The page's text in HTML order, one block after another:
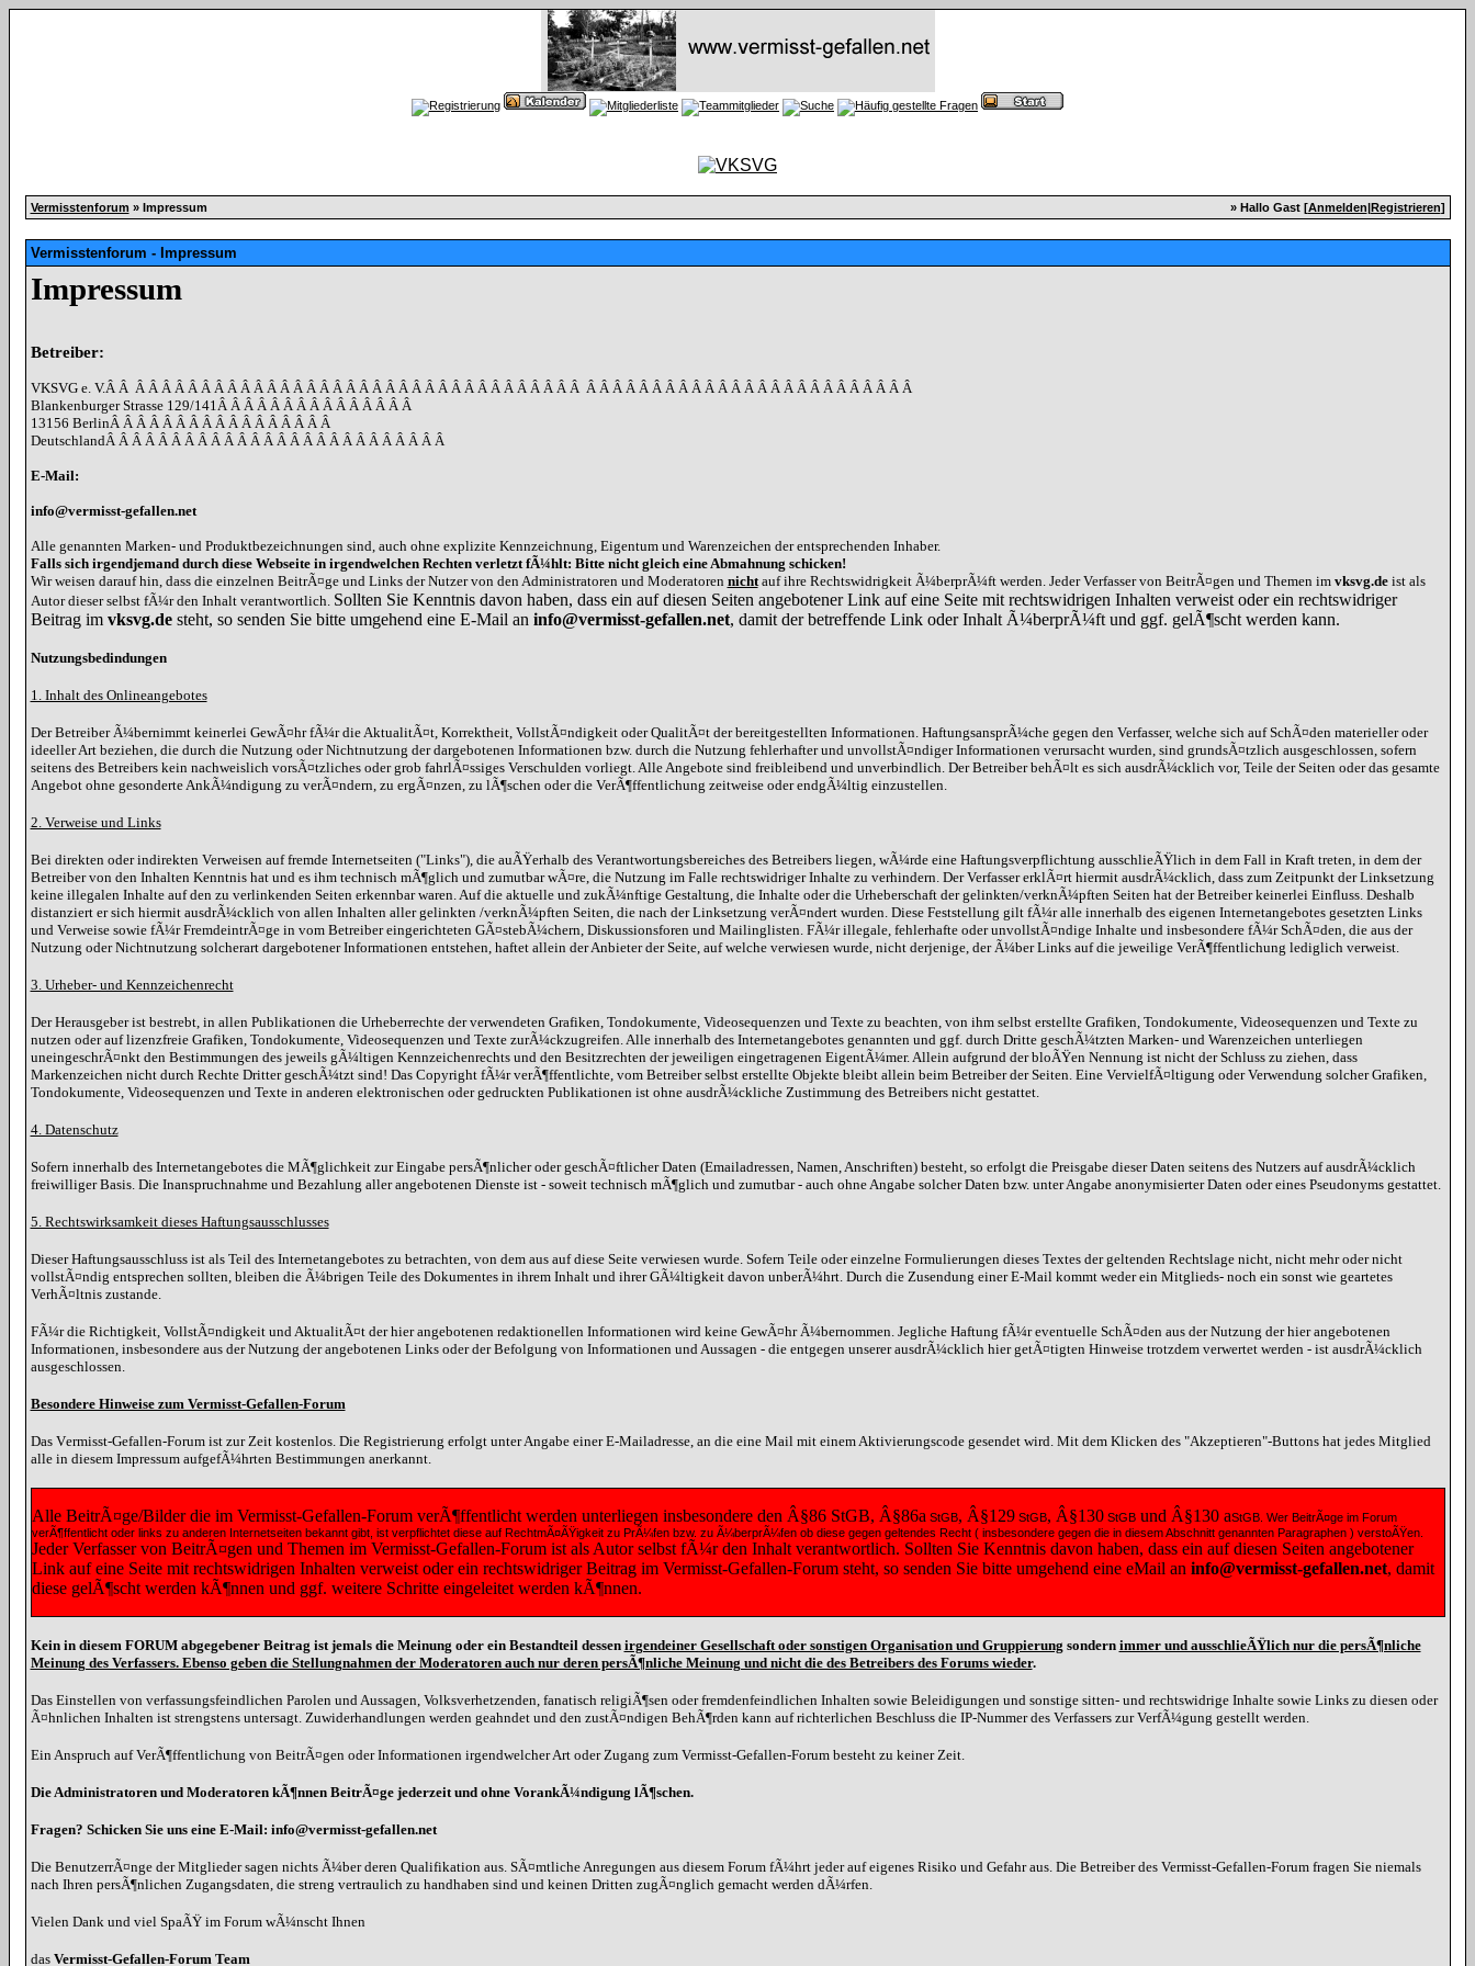
Vermisstenforum » Impressum » Hallo Gast [Anmelden|Registrieren]
Vermisstenforum - Impressum
Impressum
Betreiber:
VKSVG e. V.Â Â Â Â Â Â Â Â Â Â Â Â Â Â Â Â Â Â Â Â Â Â Â Â Â Â Â Â Â Â Â Â Â Â Â Â Â Â Â Â Â Â Â Â Â Â Â Â Â Â Â Â Â Â Â Â Â Â Â Â Â
Blankenburger Strasse 129/141Â Â Â Â Â Â Â Â Â Â Â Â Â Â Â
13156 BerlinÂ Â Â Â Â Â Â Â Â Â Â Â Â Â Â Â Â
DeutschlandÂ Â Â Â Â Â Â Â Â Â Â Â Â Â Â Â Â Â Â Â Â Â Â Â Â Â
E-Mail:
info@vermisst-gefallen.net
Alle genannten Marken- und Produktbezeichnungen sind, auch ohne explizite Kennzeichnung, Eigentum und Warenzeichen der entsprechenden Inhaber.
Falls sich irgendjemand durch diese Webseite in irgendwelchen Rechten verletzt fÃ¼hlt: Bitte nicht gleich eine Abmahnung schicken!
Wir weisen darauf hin, dass die einzelnen BeitrÃ¤ge und Links der Nutzer von den Administratoren und Moderatoren nichtauf ihre Rechtswidrigkeit Ã¼berprÃ¼ft werden. Jeder Verfasser von BeitrÃ¤gen und Themen im vksvg.deist als
Autor dieser selbst fÃ¼r den Inhalt verantwortlich. Sollten Sie Kenntnis davon haben, dass ein auf diesen Seiten angebotener Link auf eine Seite mit rechtswidrigen Inhalten verweist oder ein rechtswidriger
Beitrag im vksvg.desteht, so senden Sie bitte umgehend eine E-Mail an info@vermisst-gefallen.net, damit der betreffende Link oder Inhalt Ã¼berprÃ¼ft und ggf. gelÃ¶scht werden kann.
Nutzungsbedindungen
1. Inhalt des Onlineangebotes
Der Betreiber Ã¼bernimmt keinerlei GewÃ¤hr fÃ¼r die AktualitÃ¤t, Korrektheit, VollstÃ¤ndigkeit oder QualitÃ¤t der bereitgestellten Informationen. HaftungsansprÃ¼che gegen den Verfasser, welche sich auf SchÃ¤den materieller oder
ideeller Art beziehen, die durch die Nutzung oder Nichtnutzung der dargebotenen Informationen bzw. durch die Nutzung fehlerhafter und unvollstÃ¤ndiger Informationen verursacht wurden, sind grundsÃ¤tzlich ausgeschlossen, sofern
seitens des Betreibers kein nachweislich vorsÃ¤tzliches oder grob fahrlÃ¤ssiges Verschulden vorliegt. Alle Angebote sind freibleibend und unverbindlich. Der Betreiber behÃ¤lt es sich ausdrÃ¼cklich vor, Teile der Seiten oder das gesamte
Angebot ohne gesonderte AnkÃ¼ndigung zu verÃ¤ndern, zu ergÃ¤nzen, zu lÃ¶schen oder die VerÃ¶ffentlichung zeitweise oder endgÃ¼ltig einzustellen.
2. Verweise und Links
Bei direkten oder indirekten Verweisen auf fremde Internetseiten ("Links"), die auÃŸerhalb des Verantwortungsbereiches des Betreibers liegen, wÃ¼rde eine Haftungsverpflichtung ausschlieÃŸlich in dem Fall in Kraft treten, in dem der
Betreiber von den Inhalten Kenntnis hat und es ihm technisch mÃ¶glich und zumutbar wÃ¤re, die Nutzung im Falle rechtswidriger Inhalte zu verhindern. Der Verfasser erklÃ¤rt hiermit ausdrÃ¼cklich, dass zum Zeitpunkt der Linksetzung
keine illegalen Inhalte auf den zu verlinkenden Seiten erkennbar waren. Auf die aktuelle und zukÃ¼nftige Gestaltung, die Inhalte oder die Urheberschaft der gelinkten/verknÃ¼pften Seiten hat der Betreiber keinerlei Einfluss. Deshalb
distanziert er sich hiermit ausdrÃ¼cklich von allen Inhalten aller gelinkten /verknÃ¼pften Seiten, die nach der Linksetzung verÃ¤ndert wurden. Diese Feststellung gilt fÃ¼r alle innerhalb des eigenen Internetangebotes gesetzten Links
und Verweise sowie fÃ¼r FremdeintrÃ¤ge in vom Betreiber eingerichteten GÃ¤stebÃ¼chern, Diskussionsforen und Mailinglisten. FÃ¼r illegale, fehlerhafte oder unvollstÃ¤ndige Inhalte und insbesondere fÃ¼r SchÃ¤den, die aus der
Nutzung oder Nichtnutzung solcherart dargebotener Informationen entstehen, haftet allein der Anbieter der Seite, auf welche verwiesen wurde, nicht derjenige, der Ã¼ber Links auf die jeweilige VerÃ¶ffentlichung lediglich verweist.
3. Urheber- und Kennzeichenrecht
Der Herausgeber ist bestrebt, in allen Publikationen die Urheberrechte der verwendeten Grafiken, Tondokumente, Videosequenzen und Texte zu beachten, von ihm selbst erstellte Grafiken, Tondokumente, Videosequenzen und Texte zu
nutzen oder auf lizenzfreie Grafiken, Tondokumente, Videosequenzen und Texte zurÃ¼ckzugreifen. Alle innerhalb des Internetangebotes genannten und ggf. durch Dritte geschÃ¼tzten Marken- und Warenzeichen unterliegen
uneingeschrÃ¤nkt den Bestimmungen des jeweils gÃ¼ltigen Kennzeichenrechts und den Besitzrechten der jeweiligen eingetragenen EigentÃ¼mer. Allein aufgrund der bloÃŸen Nennung ist nicht der Schluss zu ziehen, dass
Markenzeichen nicht durch Rechte Dritter geschÃ¼tzt sind! Das Copyright fÃ¼r verÃ¶ffentlichte, vom Betreiber selbst erstellte Objekte bleibt allein beim Betreiber der Seiten. Eine VervielfÃ¤ltigung oder Verwendung solcher Grafiken,
Tondokumente, Videosequenzen und Texte in anderen elektronischen oder gedruckten Publikationen ist ohne ausdrÃ¼ckliche Zustimmung des Betreibers nicht gestattet.
4. Datenschutz
Sofern innerhalb des Internetangebotes die MÃ¶glichkeit zur Eingabe persÃ¶nlicher oder geschÃ¤ftlicher Daten (Emailadressen, Namen, Anschriften) besteht, so erfolgt die Preisgabe dieser Daten seitens des Nutzers auf ausdrÃ¼cklich
freiwilliger Basis. Die Inanspruchnahme und Bezahlung aller angebotenen Dienste ist - soweit technisch mÃ¶glich und zumutbar - auch ohne Angabe solcher Daten bzw. unter Angabe anonymisierter Daten oder eines Pseudonyms gestattet.
5. Rechtswirksamkeit dieses Haftungsausschlusses
Dieser Haftungsausschluss ist als Teil des Internetangebotes zu betrachten, von dem aus auf diese Seite verwiesen wurde. Sofern Teile oder einzelne Formulierungen dieses Textes der geltenden Rechtslage nicht, nicht mehr oder nicht
vollstÃ¤ndig entsprechen sollten, bleiben die Ã¼brigen Teile des Dokumentes in ihrem Inhalt und ihrer GÃ¼ltigkeit davon unberÃ¼hrt. Durch die Zusendung einer E-Mail kommt weder ein Mitglieds- noch ein sonst wie geartetes
VerhÃ¤ltnis zustande.
FÃ¼r die Richtigkeit, VollstÃ¤ndigkeit und AktualitÃ¤t der hier angebotenen redaktionellen Informationen wird keine GewÃ¤hr Ã¼bernommen. Jegliche Haftung fÃ¼r eventuelle SchÃ¤den aus der Nutzung der hier angebotenen
Informationen, insbesondere aus der Nutzung der angebotenen Links oder der Befolgung von Informationen und Aussagen - die entgegen unserer ausdrÃ¼cklich hier getÃ¤tigten Hinweise trotzdem verwertet werden - ist ausdrÃ¼cklich
ausgeschlossen.
Besondere Hinweise zum Vermisst-Gefallen-Forum
Das Vermisst-Gefallen-Forum ist zur Zeit kostenlos. Die Registrierung erfolgt unter Angabe einer E-Mailadresse, an die eine Mail mit einem Aktivierungscode gesendet wird. Mit dem Klicken des "Akzeptieren"-Buttons hat jedes Mitglied
alle in diesem Impressum aufgefÃ¼hrten Bestimmungen anerkannt.
Alle BeitrÃ¤ge/Bilder die im Vermisst-Gefallen-Forum verÃ¶ffentlicht werden unterliegen insbesondere den Â§86 StGB, Â§86a StGB, Â§129StGB, Â§130StGBund Â§130 aStGB. Wer BeitrÃ¤ge im Forum
verÃ¶ffentlicht oder links zu anderen Internetseiten bekannt gibt, ist verpflichtet diese auf RechtmÃ¤ÃŸigkeit zu PrÃ¼fen bzw. zu Ã¼berprÃ¼fen ob diese gegen geltendes Recht ( insbesondere gegen die in diesem Abschnitt genannten Paragraphen ) verstoÃŸen.
Jeder Verfasser von BeitrÃ¤gen und Themen im Vermisst-Gefallen-Forum ist als Autor selbst fÃ¼r den Inhalt verantwortlich. Sollten Sie Kenntnis davon haben, dass ein auf diesen Seiten angebotener
Link auf eine Seite mit rechtswidrigen Inhalten verweist oder ein rechtswidriger Beitrag im Vermisst-Gefallen-Forum steht, so senden Sie bitte umgehend eine eMail an info@vermisst-gefallen.net, damit
diese gelÃ¶scht werden kÃ¶nnen und ggf. weitere Schritte eingeleitet werden kÃ¶nnen.
Kein in diesem FORUM abgegebener Beitrag ist jemals die Meinung oder ein Bestandteil dessen irgendeiner Gesellschaft oder sonstigen Organisation und Gruppierung sondern immer und ausschlieÃŸlich nur die persÃ¶nliche
Meinung des Verfassers. Ebenso geben die Stellungnahmen der Moderatoren auch nur deren persÃ¶nliche Meinung und nicht die des Betreibers des Forums wieder.
Das Einstellen von verfassungsfeindlichen Parolen und Aussagen, Volksverhetzenden, fanatisch religiÃ¶sen oder fremdenfeindlichen Inhalten sowie Beleidigungen und sonstige sitten- und rechtswidrige Inhalte sowie Links zu diesen oder
Ã¤hnlichen Inhalten ist strengstens untersagt. Zuwiderhandlungen werden geahndet und den zustÃ¤ndigen BehÃ¶rden kann auf richterlichen Beschluss die IP-Nummer des Verfassers zur VerfÃ¼gung gestellt werden.
Ein Anspruch auf VerÃ¶ffentlichung von BeitrÃ¤gen oder Informationen irgendwelcher Art oder Zugang zum Vermisst-Gefallen-Forum besteht zu keiner Zeit.
Die Administratoren und Moderatoren kÃ¶nnen BeitrÃ¤ge jederzeit und ohne VorankÃ¼ndigung lÃ¶schen.
Fragen? Schicken Sie uns eine E-Mail: info@vermisst-gefallen.net
Die BenutzerrÃ¤nge der Mitglieder sagen nichts Ã¼ber deren Qualifikation aus. SÃ¤mtliche Anregungen aus diesem Forum fÃ¼hrt jeder auf eigenes Risiko und Gefahr aus. Die Betreiber des Vermisst-Gefallen-Forum fragen Sie niemals
nach Ihren persÃ¶nlichen Zugangsdaten, die streng vertraulich zu handhaben sind und keinen Dritten zugÃ¤nglich gemacht werden dÃ¼rfen.
Vielen Dank und viel SpaÃŸ im Forum wÃ¼nscht Ihnen
das Vermisst-Gefallen-Forum Team